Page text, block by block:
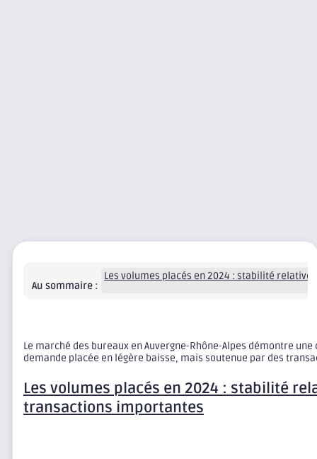
Au sommaire :
Les volumes placés en 2024 : stabilité
Le marché des bureaux en Auvergne-Rhône-Alpes démontre
demande placée en légère baisse, mais soutenue par des
Les volumes placés en 2024 : stabilité
transactions importantes